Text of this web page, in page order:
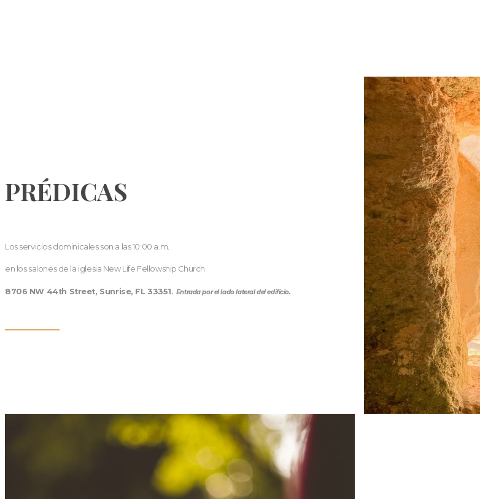
PRÉDICAS
Los servicios dominicales son a las 10:00 a.m.
en los salones de la iglesia New Life Fellowship Church
8706 NW 44th Street, Sunrise, FL 33351. Entrada por el lado lateral del edificio.